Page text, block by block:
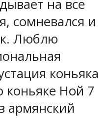
на все
сомневался и
Люблю
коньяка
коньяке Ной 7
армянский